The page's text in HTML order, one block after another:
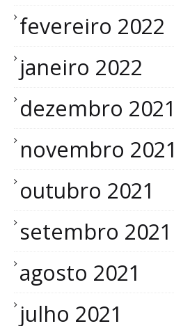
fevereiro 2022
janeiro 2022
dezembro 2021
novembro 2021
outubro 2021
setembro 2021
agosto 2021
julho 2021